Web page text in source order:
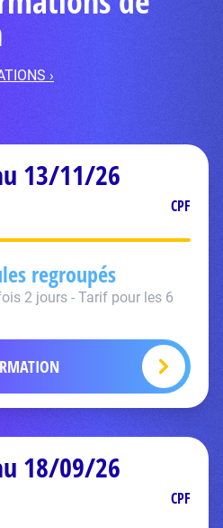
›
13/11/26
CPF
regroupés
2 jours - Tarif pour les 6
18/09/26
CPF